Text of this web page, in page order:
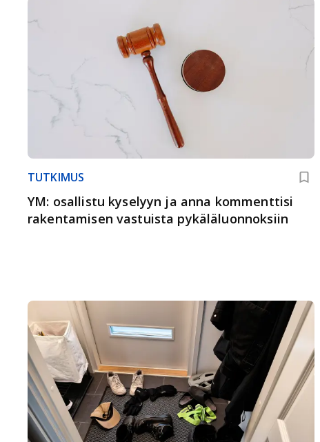
TUTKIMUS
YM: osallistu kyselyyn ja anna kommenttisi
rakentamisen vastuista pykäläluonnoksiin